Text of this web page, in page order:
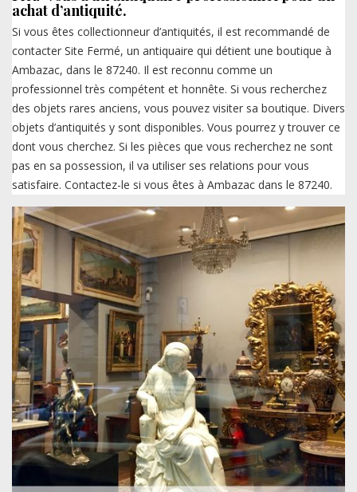
achat d’antiquité.
Si vous êtes collectionneur d’antiquités, il est recommandé de
contacter Site Fermé, un antiquaire qui détient une boutique à
Ambazac, dans le 87240. Il est reconnu comme un
professionnel très compétent et honnête. Si vous recherchez
des objets rares anciens, vous pouvez visiter sa boutique. Divers
objets d’antiquités y sont disponibles. Vous pourrez y trouver ce
dont vous cherchez. Si les pièces que vous recherchez ne sont
pas en sa possession, il va utiliser ses relations pour vous
satisfaire. Contactez-le si vous êtes à Ambazac dans le 87240.